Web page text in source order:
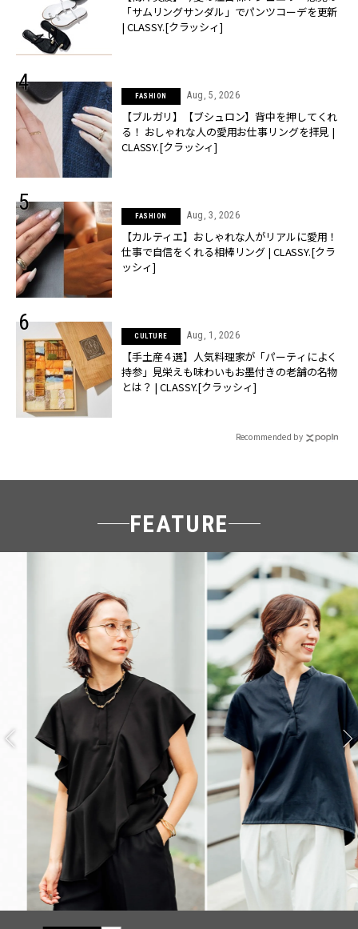
「サムリングサンダル」でパンツコーデを更新
| CLASSY.[クラッシィ]
FASHION Aug, 5, 2026
【ブルガリ】【ブシュロン】背中を押してくれ
る！ おしゃれな人の愛用お仕事リングを拝見 |
CLASSY.[クラッシィ]
FASHION Aug, 3, 2026
【カルティエ】おしゃれな人がリアルに愛用！
仕事で自信をくれる相棒リング | CLASSY.[クラ
ッシィ]
CULTURE Aug, 1, 2026
【手土産４選】人気料理家が「パーティによく
持参」見栄えも味わいもお墨付きの老舗の名物
とは？ | CLASSY.[クラッシィ]
Recommended by
FEATURE